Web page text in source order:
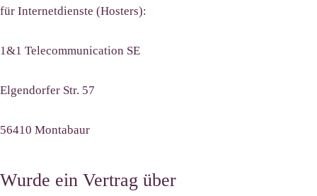
für Internetdienste (Hosters):
1&1 Telecommunication SE
Elgendorfer Str. 57
56410 Montabaur
Wurde ein Vertrag über